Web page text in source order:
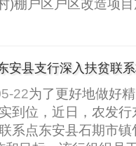
)棚户区户区改造项
安县支行深入扶贫联
22为了更好地做好
到位，近日，农发
系点东安县石期市